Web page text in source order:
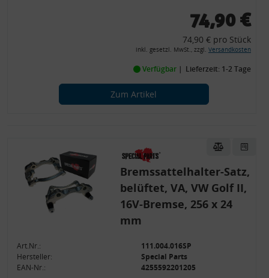
74,90 €
74,90 € pro Stück
inkl. gesetzl. MwSt., zzgl. Versandkosten
Verfügbar Lieferzeit: 1-2 Tage
Zum Artikel
Bremssattelhalter-Satz,
belüftet, VA, VW Golf II,
16V-Bremse, 256 x 24
mm
Art.Nr.:
111.004.016SP
Hersteller:
Special Parts
EAN-Nr.:
4255592201205